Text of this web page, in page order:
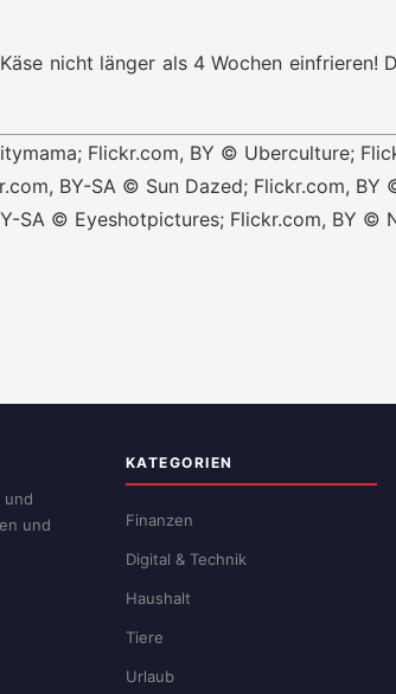
nicht länger als 4 Wochen einfrieren!
Flickr.com, BY © Uberculture;
BY-SA © Sun Dazed; Flickr.com, BY
SA © Eyeshotpictures; Flickr.com, BY ©
und
und
KATEGORIEN
Finanzen
Digital & Technik
Haushalt
Tiere
Urlaub